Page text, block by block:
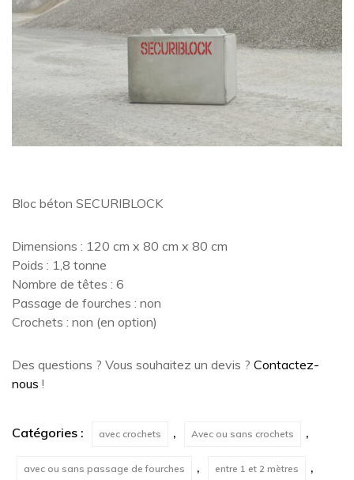
Bloc béton SECURIBLOCK
Dimensions : 120 cm x 80 cm x 80 cm
Poids : 1,8 tonne
Nombre de têtes : 6
Passage de fourches : non
Crochets : non (en option)
Des questions ? Vous souhaitez un devis ? Contactez-
nous !
Catégories : avec crochets , Avec ou sans crochets ,
avec ou sans passage de fourches , entre 1 et 2 mètres ,